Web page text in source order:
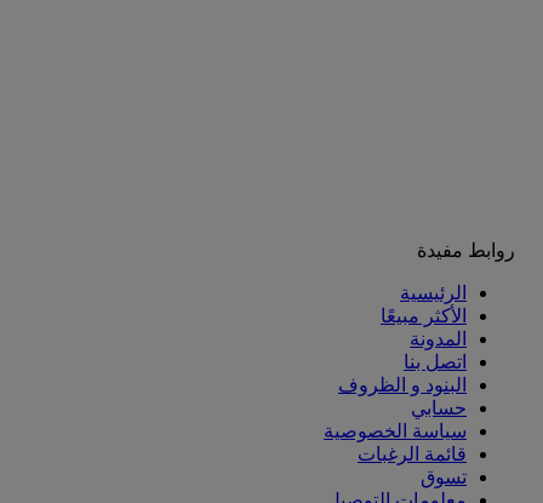
روابط مفيدة
الرئيسية
الأكثر مبيعًا
المدونة
اتصل بنا
البنود و الظروف
حسابي
سياسة الخصوصية
قائمة الرغبات
تسوق